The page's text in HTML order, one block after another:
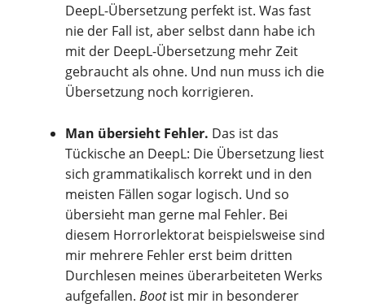
DeepL-Übersetzung perfekt ist. Was fast
nie der Fall ist, aber selbst dann habe ich
mit der DeepL-Übersetzung mehr Zeit
gebraucht als ohne. Und nun muss ich die
Übersetzung noch korrigieren.
Man übersieht Fehler. Das ist das
Tückische an DeepL: Die Übersetzung liest
sich grammatikalisch korrekt und in den
meisten Fällen sogar logisch. Und so
übersieht man gerne mal Fehler. Bei
diesem Horrorlektorat beispielsweise sind
mir mehrere Fehler erst beim dritten
Durchlesen meines überarbeiteten Werks
aufgefallen. Bootist mir in besonderer